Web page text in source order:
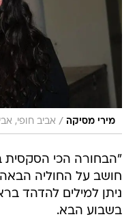
מירי מסיקה / אביב חופי,
"הבחורה הכי הסקסית
חושב על החוליה
ניתן למילים להדהד
בשבוע הבא.